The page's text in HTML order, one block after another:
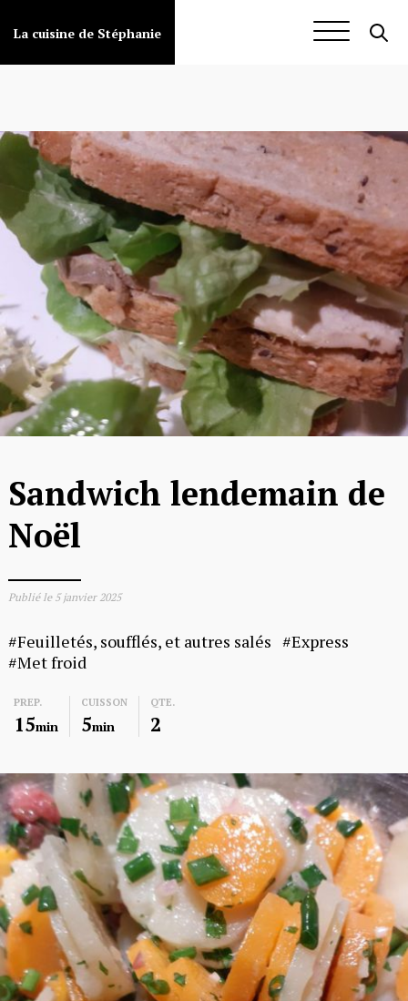
auLa cuisine de StéphanieMet froid
Sandwich lendemain de
Noël
Publié le 5 janvier 2025
Feuilletés, soufflés, et autres salés
Express
Met froid
PREP.
15min
CUISSON
5min
QTE.
2